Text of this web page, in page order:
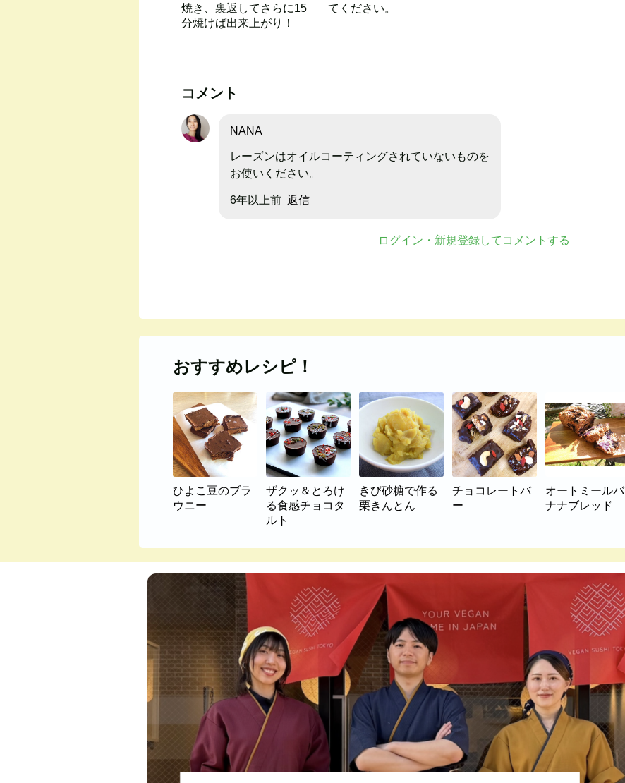
焼き、裏返してさらに15
分焼けば出来上がり！
てください。
コメント
NANA
レーズンはオイルコーティングされていないものを
お使いください。
6年以上前 返信
ログイン・新規登録してコメントする
おすすめレシピ！
ひよこ豆のブラ
ウニー
ザクッ＆とろけ
る食感チョコタ
ルト
きび砂糖で作る
栗きんとん
チョコレートバ
ー
オートミールバ
ナナブレッド